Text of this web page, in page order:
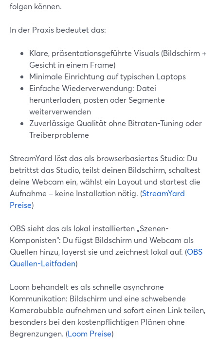
folgen können.
In der Praxis bedeutet das:
Klare, präsentationsgeführte Visuals (Bildschirm +
Gesicht in einem Frame)
Minimale Einrichtung auf typischen Laptops
Einfache Wiederverwendung: Datei
herunterladen, posten oder Segmente
weiterverwenden
Zuverlässige Qualität ohne Bitraten-Tuning oder
Treiberprobleme
StreamYard löst das als browserbasiertes Studio: Du
betrittst das Studio, teilst deinen Bildschirm, schaltest
deine Webcam ein, wählst ein Layout und startest die
Aufnahme – keine Installation nötig. (StreamYard
Preise)
OBS sieht das als lokal installierten „Szenen-
Komponisten“: Du fügst Bildschirm und Webcam als
Quellen hinzu, layerst sie und zeichnest lokal auf. (OBS
Quellen-Leitfaden)
Loom behandelt es als schnelle asynchrone
Kommunikation: Bildschirm und eine schwebende
Kamerabubble aufnehmen und sofort einen Link teilen,
besonders bei den kostenpflichtigen Plänen ohne
Begrenzungen. (Loom Preise)